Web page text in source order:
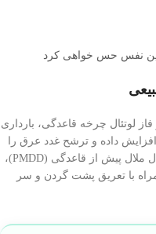
نفس حس خواهی کرد
لوتئال چرخه قاعدگی، بارداری
داده و ترشح غدد عرق را
تحریک می‌کند. به ویژه در زنان مبتلا به اختلال ملال پیش از قاعدگی (PMDD)،
با تعریق پشت گردن و سر